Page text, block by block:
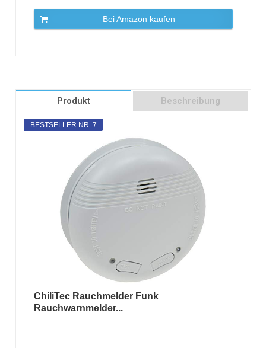
Bei Amazon kaufen
Produkt Beschreibung
BESTSELLER NR. 7
ChiliTec Rauchmelder Funk
Rauchwarnmelder...